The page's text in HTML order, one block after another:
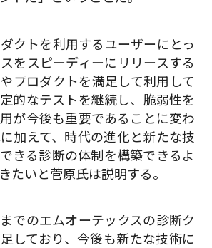
クトを利用するユーザーにとっ
をスピーディーにリリースする
プロダクトを満足して利用して
的なテストを継続し、脆弱性を
が今後も重要であることに変わ
加えて、時代の進化と新たな技
きる診断の体制を構築できるよ
たいと菅原氏は説明する。
でのエムオーテックスの診断ク
しており、今後も新たな技術に